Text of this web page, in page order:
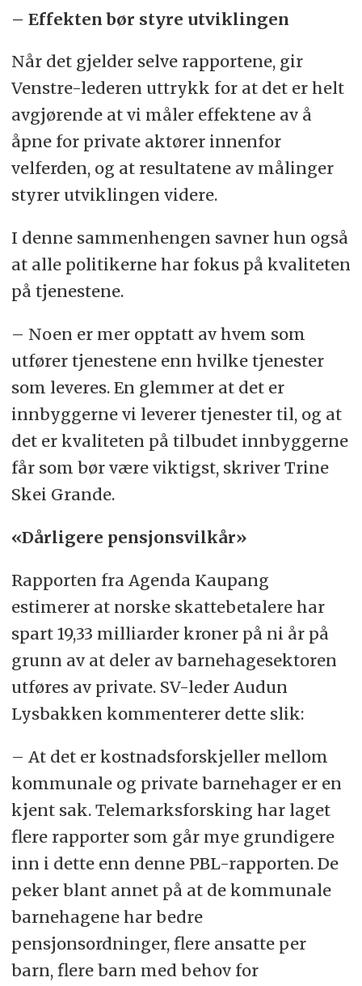
– Effekten bør styre utviklingen
Når det gjelder selve rapportene, gir
Venstre-lederen uttrykk for at det er helt
avgjørende at vi måler effektene av å
åpne for private aktører innenfor
velferden, og at resultatene av målinger
styrer utviklingen videre.
I denne sammenhengen savner hun også
at alle politikerne har fokus på kvaliteten
på tjenestene.
– Noen er mer opptatt av hvem som
utfører tjenestene enn hvilke tjenester
som leveres. En glemmer at det er
innbyggerne vi leverer tjenester til, og at
det er kvaliteten på tilbudet innbyggerne
får som bør være viktigst, skriver Trine
Skei Grande.
«Dårligere pensjonsvilkår»
Rapporten fra Agenda Kaupang
estimerer at norske skattebetalere har
spart 19,33 milliarder kroner på ni år på
grunn av at deler av barnehagesektoren
utføres av private. SV-leder Audun
Lysbakken kommenterer dette slik:
– At det er kostnadsforskjeller mellom
kommunale og private barnehager er en
kjent sak. Telemarksforsking har laget
flere rapporter som går mye grundigere
inn i dette enn denne PBL-rapporten. De
peker blant annet på at de kommunale
barnehagene har bedre
pensjonsordninger, flere ansatte per
barn, flere barn med behov for